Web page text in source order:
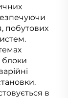
побутових
в